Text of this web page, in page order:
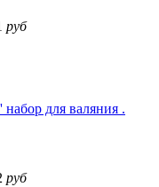
руб
руб